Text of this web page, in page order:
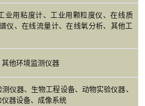
业用粘度计、工业用颗粒度仪、在线质
仪、在线流量计、在线氧分析、其他工
他环境监测仪器
仪器、生物工程设备、动物实验仪器、
器设备、成像系统